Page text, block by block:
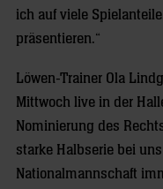
ich auf viele
präsentieren.“
Löwen-Trainer Ola
Mittwoch live in der
Nominierung des
starke Halbserie bei
Nationalmannschaft